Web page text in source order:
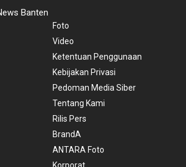
Banten
Foto
Video
Ketentuan Penggunaan
Kebijakan Privasi
Pedoman Media Siber
Tentang Kami
Rilis Pers
BrandA
ANTARA Foto